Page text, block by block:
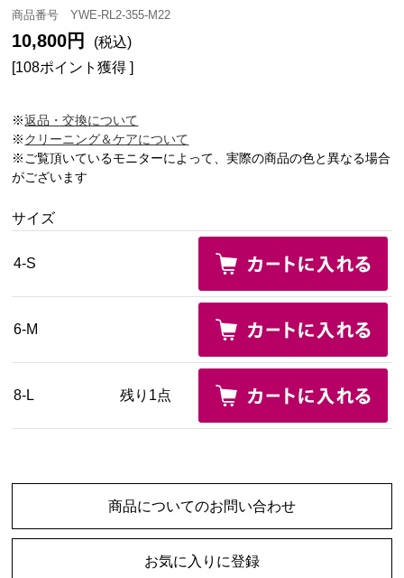
商品番号 YWE-RL2-355-M22
10,800円
(税込)
[108ポイント獲得 ]
※返品・交換について
※クリーニング＆ケアについて
※ご覧頂いているモニターによって、実際の商品の色と異なる場合
がございます
サイズ
4-S
6-M
8-L 残り1点
商品についてのお問い合わせ
お気に入りに登録